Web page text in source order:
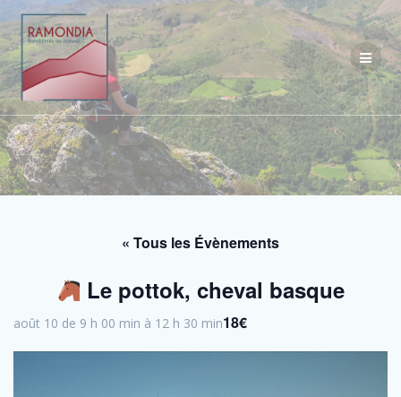
Passer
au
contenu
« Tous les Évènements
Le pottok, cheval basque
août 10 de 9 h 00 min à 12 h 30 min18€